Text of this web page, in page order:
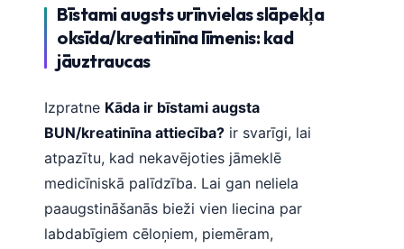
Bīstami augsts urīnvielas slāpekļa
oksīda/kreatinīna līmenis: kad
jāuztraucas
Izpratne Kāda ir bīstami augsta
BUN/kreatinīna attiecība? ir svarīgi, lai
atpazītu, kad nekavējoties jāmeklē
medicīniskā palīdzība. Lai gan neliela
paaugstināšanās bieži vien liecina par
labdabīgiem cēloņiem, piemēram,